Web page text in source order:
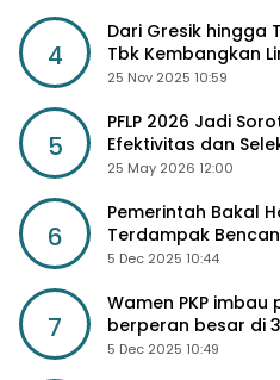
4
Dari Gresik hingga
Tbk Kembangkan
Depan
25 Nov 2025 10:59
5
PFLP 2026 Jadi
Efektivitas dan
25 May 2026 12:00
6
Pemerintah Bakal
Terdampak
5 Dec 2025 10:44
7
Wamen PKP
berperan besar di
5 Dec 2025 10:49